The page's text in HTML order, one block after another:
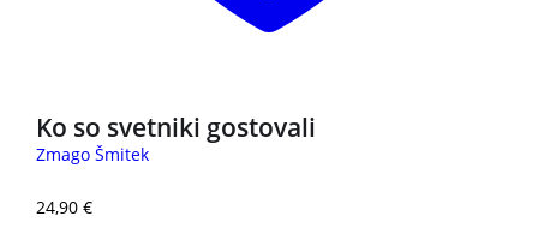
Ko so svetniki gostovali
Zmago Šmitek
24,90 €